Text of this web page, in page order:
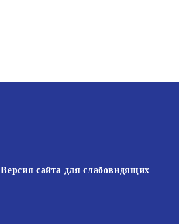
Версия сайта для слабовидящих